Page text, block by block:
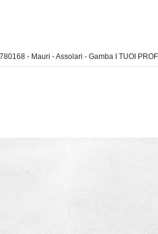
- Mauri - Assolari - Gamba I TUOI